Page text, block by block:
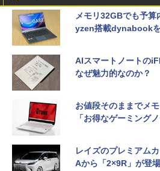
メモリ32GBでも予
yzen搭載dynabook
AIスマートノートの
なぜ魅力的なのか？
お値段そのままでメ
「お得なゲーミングノ
レイズのプレミアム
Aから「2×9R」が登場